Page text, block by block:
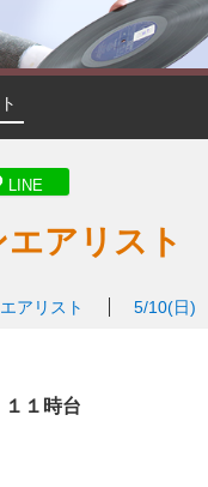
LINE
アリスト
アリスト 5/10(日)
１時台